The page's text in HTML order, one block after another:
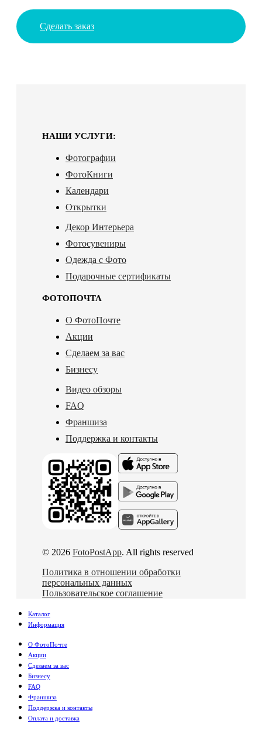
Сделать заказ
НАШИ УСЛУГИ:
Фотографии
ФотоКниги
Календари
Открытки
Декор Интерьера
Фотосувениры
Одежда с Фото
Подарочные сертификаты
ФОТОПОЧТА
О ФотоПочте
Акции
Сделаем за вас
Бизнесу
Видео обзоры
FAQ
Франшиза
Поддержка и контакты
© 2026 FotoPostApp. All rights reserved
Политика в отношении обработки
персональных данных
Пользовательское соглашение
Каталог
Информация
О ФотоПочте
Акции
Сделаем за вас
Бизнесу
FAQ
Франшиза
Поддержка и контакты
Оплата и доставка